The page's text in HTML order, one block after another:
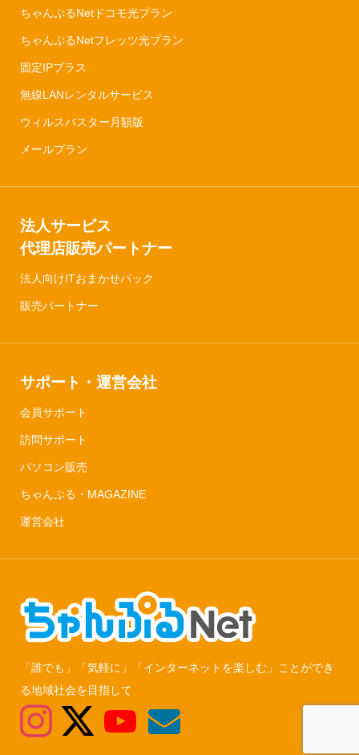
ちゃんぷるNetドコモ光プラン
ちゃんぷるNetフレッツ光プラン
固定IPプラス
無線LANレンタルサービス
ウィルスバスター月額版
メールプラン
法人サービス
代理店販売パートナー
法人向けITおまかせパック
販売パートナー
サポート・運営会社
会員サポート
訪問サポート
パソコン販売
ちゃんぷる・MAGAZINE
運営会社
「誰でも」「気軽に」「インターネットを楽しむ」ことができ
る地域社会を目指して